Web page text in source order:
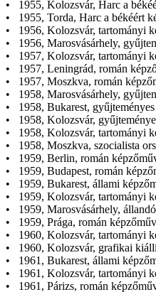
• 1955, Kolozsvár, Harc a
• 1955, Torda, Harc a békéért
• 1956, Kolozsvár, tartományi
• 1956, Marosvásárhely,
• 1957, Kolozsvár, tartományi
• 1957, Leningrád, román
• 1957, Moszkva, román
• 1958, Marosvásárhely,
• 1958, Bukarest,
• 1958, Kolozsvár,
• 1958, Kolozsvár, tartományi
• 1958, Moszkva, szocialista
• 1959, Berlin, román
• 1959, Budapest, román
• 1959, Bukarest, állami
• 1959, Kolozsvár, tartományi
• 1959, Marosvásárhely,
• 1959, Prága, román
• 1960, Kolozsvár, tartományi
• 1960, Kolozsvár, grafikai
• 1961, Bukarest, állami
• 1961, Kolozsvár, tartományi
• 1961, Párizs, román